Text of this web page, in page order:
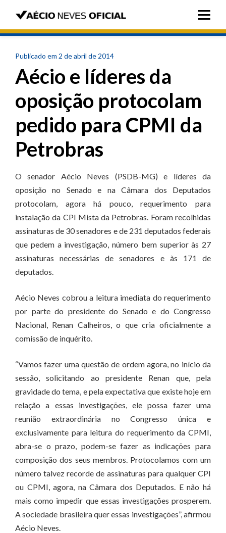
Publicado em 2 de abril de 2014
Aécio e líderes da
oposição protocolam
pedido para CPMI da
Petrobras
O senador Aécio Neves (PSDB-MG) e líderes da
oposição no Senado e na Câmara dos Deputados
protocolam, agora há pouco, requerimento para
instalação da CPI Mista da Petrobras. Foram recolhidas
assinaturas de 30 senadores e de 231 deputados federais
que pedem a investigação, número bem superior às 27
assinaturas necessárias de senadores e às 171 de
deputados.
Aécio Neves cobrou a leitura imediata do requerimento
por parte do presidente do Senado e do Congresso
Nacional, Renan Calheiros, o que cria oficialmente a
comissão de inquérito.
“Vamos fazer uma questão de ordem agora, no início da
sessão, solicitando ao presidente Renan que, pela
gravidade do tema, e pela expectativa que existe hoje em
relação a essas investigações, ele possa fazer uma
reunião extraordinária no Congresso única e
exclusivamente para leitura do requerimento da CPMI,
abra-se o prazo, podem-se fazer as indicações para
composição dos seus membros. Protocolamos com um
número talvez recorde de assinaturas para qualquer CPI
ou CPMI, agora, na Câmara dos Deputados. E não há
mais como impedir que essas investigações prosperem.
A sociedade brasileira quer essas investigações”, afirmou
Aécio Neves.